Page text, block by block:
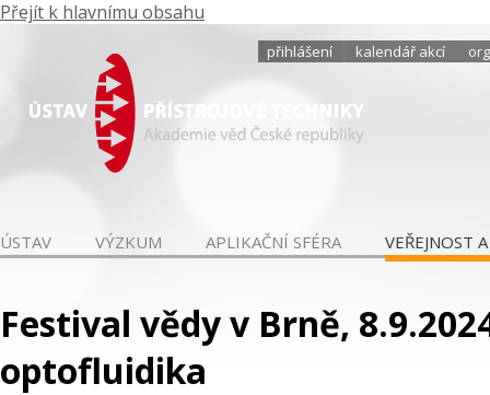
Přejít k hlavnímu obsahu
přihlášení kalendář akcí
ÚSTAV VÝZKUM APLIKAČNÍ SFÉRA VEŘEJNOST
Festival vědy v Brně,
optofluidika